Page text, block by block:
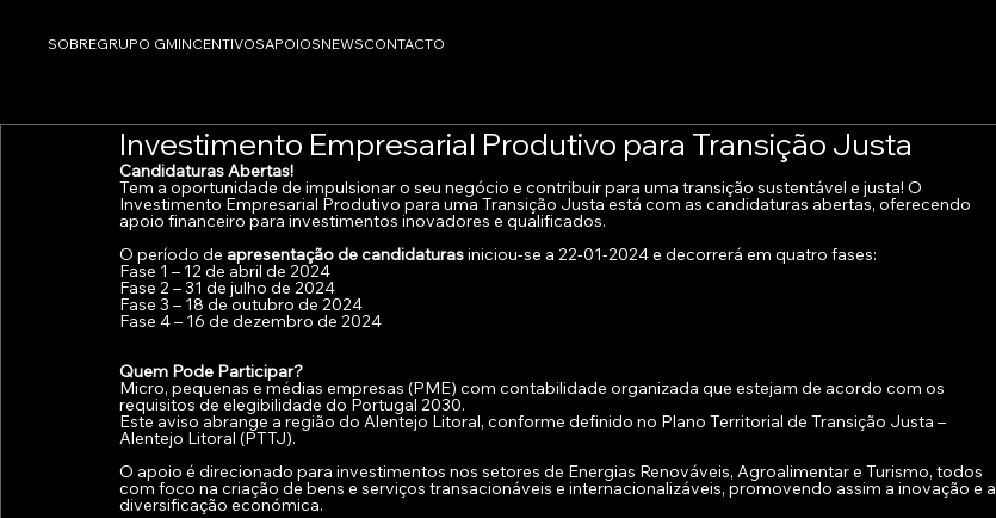
SOBREGRUPO GMINCENTIVOSAPOIOSNEWSCONTACTO
Investimento Empresarial Produtivo para Transição Justa
Candidaturas Abertas!
Tem a oportunidade de impulsionar o seu negócio e contribuir para uma transição sustentável e justa! O
Investimento Empresarial Produtivo para uma Transição Justa está com as candidaturas abertas, oferecendo
apoio financeiro para investimentos inovadores e qualificados.
O período de apresentação de candidaturas iniciou-se a 22-01-2024 e decorrerá em quatro fases:
Fase 1 – 12 de abril de 2024
Fase 2 – 31 de julho de 2024
Fase 3 – 18 de outubro de 2024
Fase 4 – 16 de dezembro de 2024
Quem Pode Participar?
Micro, pequenas e médias empresas (PME) com contabilidade organizada que estejam de acordo com os
requisitos de elegibilidade do Portugal 2030.
Este aviso abrange a região do Alentejo Litoral, conforme definido no Plano Territorial de Transição Justa –
Alentejo Litoral (PTTJ).
O apoio é direcionado para investimentos nos setores de Energias Renováveis, Agroalimentar e Turismo, todos
com foco na criação de bens e serviços transacionáveis e internacionalizáveis, promovendo assim a inovação e a
diversificação económica.